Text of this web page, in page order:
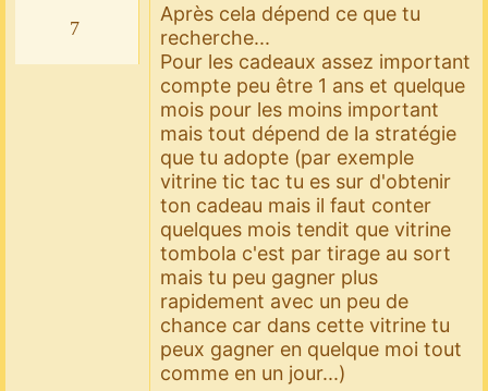
7
Après cela dépend ce que tu
recherche...
Pour les cadeaux assez important
compte peu être 1 ans et quelque
mois pour les moins important
mais tout dépend de la stratégie
que tu adopte (par exemple
vitrine tic tac tu es sur d'obtenir
ton cadeau mais il faut conter
quelques mois tendit que vitrine
tombola c'est par tirage au sort
mais tu peu gagner plus
rapidement avec un peu de
chance car dans cette vitrine tu
peux gagner en quelque moi tout
comme en un jour...)